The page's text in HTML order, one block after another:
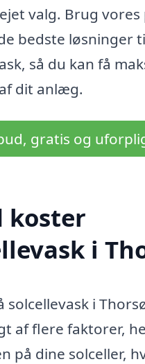
valg. Brug
bedste løsninger
så du kan få
dit anlæg.
gratis og
koster
i
solcellevask i
af flere faktorer,
på dine solceller,